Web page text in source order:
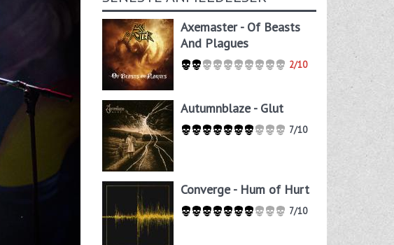
Axemaster - Of Beasts
And Plagues
2/10
Autumnblaze - Glut
7/10
Converge - Hum of Hurt
7/10